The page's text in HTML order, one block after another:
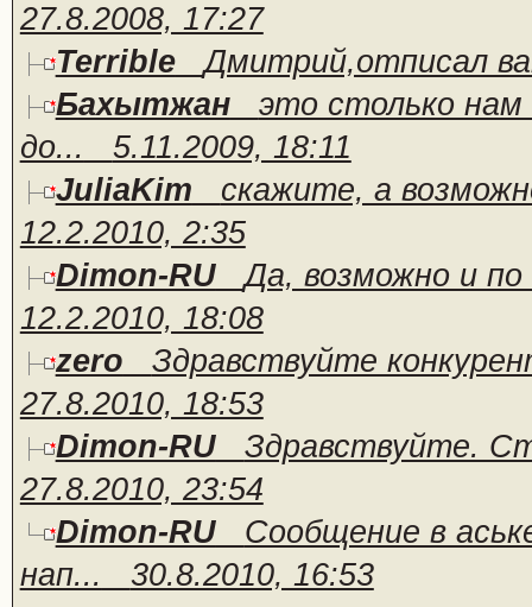
27.8.2008, 17:27
Terrible
Дмитрий,отписал
Бахытжан
это столько
до...
5.11.2009, 18:11
JuliaKim
скажите, а
12.2.2010, 2:35
Dimon-RU
Да, возможно и
12.2.2010, 18:08
zero
Здравствуйте
27.8.2010, 18:53
Dimon-RU
Здравствуйте.
27.8.2010, 23:54
Dimon-RU
Сообщение в
нап...
30.8.2010, 16:53